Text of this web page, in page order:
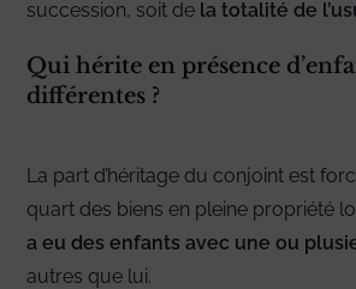
succession, soit de la totalité de
Qui hérite en présence
différentes ?
La part d’héritage du conjoint est
quart des biens en pleine propriété
a eu des enfants avec une ou
autres que lui.